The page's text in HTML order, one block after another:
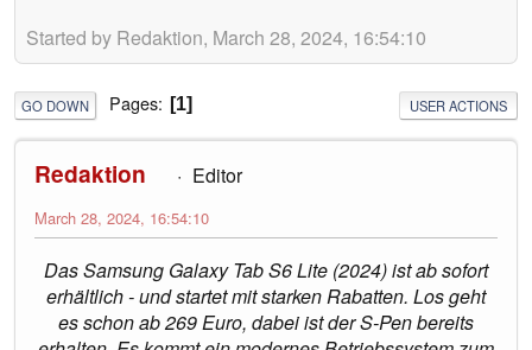
Started by Redaktion, March 28, 2024, 16:54:10
GO DOWN Pages 1 USER ACTIONS
Redaktion Editor
March 28, 2024, 16:54:10
Das Samsung Galaxy Tab S6 Lite (2024) ist ab sofort
erhältlich - und startet mit starken Rabatten. Los geht
es schon ab 269 Euro, dabei ist der S-Pen bereits